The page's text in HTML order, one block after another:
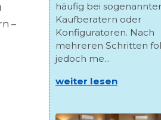
–
häufig bei
Kaufberatern oder
Konfiguratoren. Nach
mehreren Schritten
jedoch me...
weiter lesen